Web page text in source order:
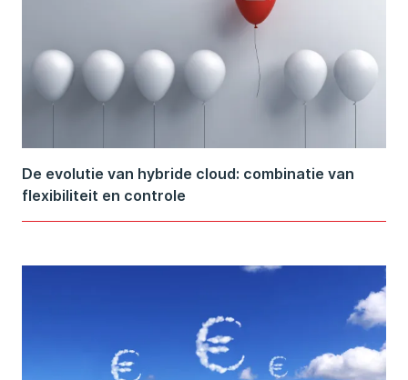
De evolutie van hybride cloud: combinatie van
flexibiliteit en controle